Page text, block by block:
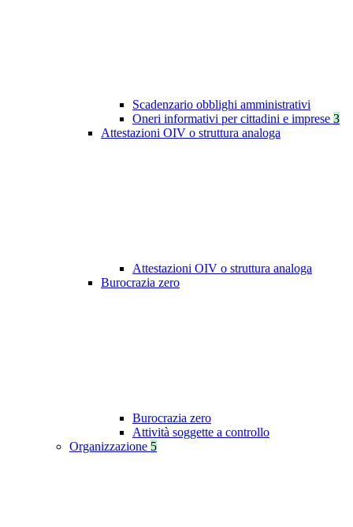
Scadenzario obblighi amministrativi
Oneri informativi per cittadini e imprese 3
Attestazioni OIV o struttura analoga
Attestazioni OIV o struttura analoga
Burocrazia zero
Burocrazia zero
Attività soggette a controllo
Organizzazione 5